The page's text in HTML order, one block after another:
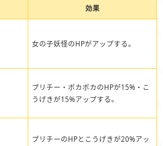
効果
女の子妖怪のHPがアップする。
プリチー・ポカポカのHPが15%・こ
うげきが15%アップする。
プリチーのHPとこうげきが20%アッ